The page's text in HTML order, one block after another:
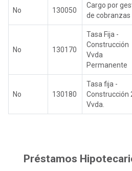
No 130050
Cargo por
de cobranzas
No 130170
Tasa Fija -
Construcción
Vvda
Permanente
No 130180
Tasa fija -
Construcción
Vvda.
Préstamos